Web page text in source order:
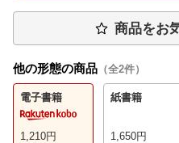
商品をお
他の形態の商品 （全2件）
電子書籍
1,210円
紙書籍
1,650円